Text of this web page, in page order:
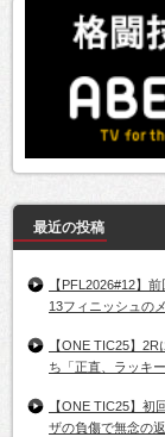
最近の投稿
【PFL2026#12】
13フィニッシュの
【ONE TIC25】
ち「正直、ラッキー
【ONE TIC25】初
ザの負傷で無念の